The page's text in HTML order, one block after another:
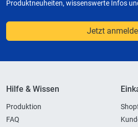
Produktneuheiten, wissenswerte Infos
Jetzt
Hilfe & Wissen
Produktion
FAQ